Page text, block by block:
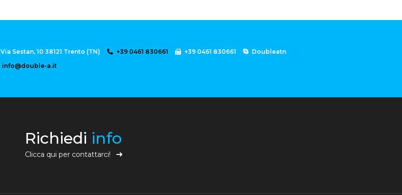
Via Sestan, 10 38121 Trento (TN) +39 0461 830661 +39 0461 830661
Doubleatn
info@double-a.it
Richiedi info
Clicca qui per contattarci!